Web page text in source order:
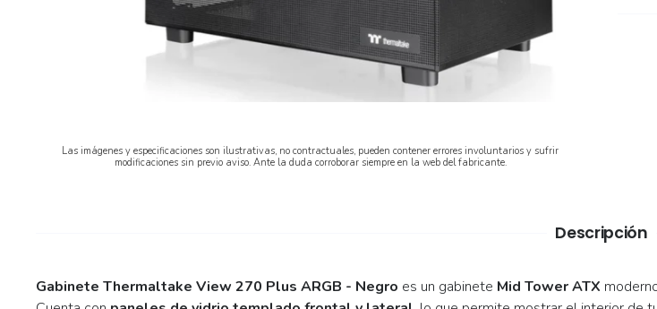
Las imágenes y especificaciones son ilustrativas, no contractuales, pueden contener errores involuntarios y sufrir
modificaciones sin previo aviso. Ante la duda corroborar siempre en la web del fabricante.
Descripción
Gabinete Thermaltake View 270 Plus ARGB - Negro es un gabinete Mid Tower ATX